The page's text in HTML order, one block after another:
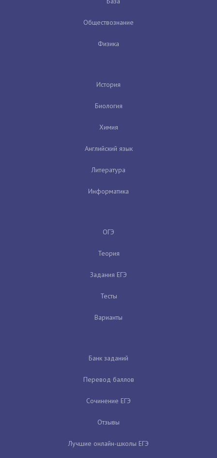
Обществознание
Физика
История
Биология
Химия
Английский язык
Литература
Информатика
ОГЭ
Теория
Задания ЕГЭ
Тесты
Варианты
Банк заданий
Перевод баллов
Сочинение ЕГЭ
Отзывы
Лучшие онлайн-школы ЕГЭ